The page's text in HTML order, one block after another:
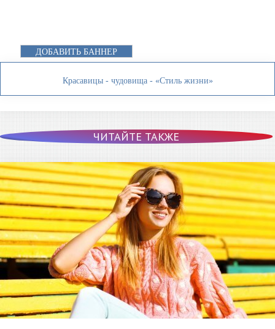
ДОБАВИТЬ БАННЕР
Красавицы - чудовища - «Стиль жизни»
ЧИТАЙТЕ ТАКЖЕ